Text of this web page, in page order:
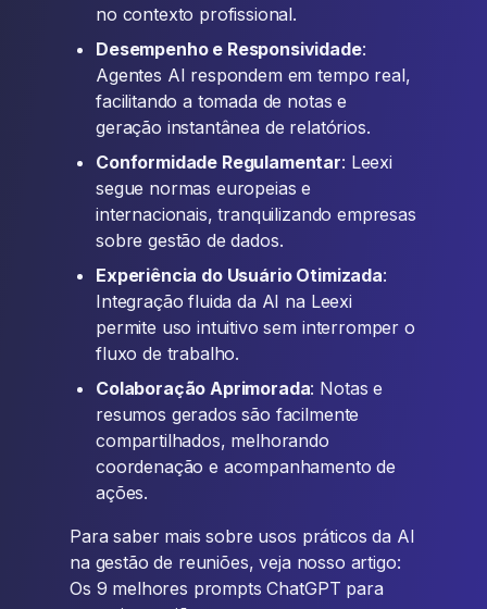
no contexto profissional.
Desempenho e Responsividade:
Agentes AI respondem em tempo real,
facilitando a tomada de notas e
geração instantânea de relatórios.
Conformidade Regulamentar: Leexi
segue normas europeias e
internacionais, tranquilizando empresas
sobre gestão de dados.
Experiência do Usuário Otimizada:
Integração fluida da AI na Leexi
permite uso intuitivo sem interromper o
fluxo de trabalho.
Colaboração Aprimorada: Notas e
resumos gerados são facilmente
compartilhados, melhorando
coordenação e acompanhamento de
ações.
Para saber mais sobre usos práticos da AI
na gestão de reuniões, veja nosso artigo:
Os 9 melhores prompts ChatGPT para